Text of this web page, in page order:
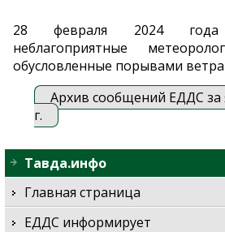
28 февраля 2024 года
неблагоприятные
обусловленные порывами
Архив сообщений ЕДДС за
г.
Тавда.инфо
Главная страница
ЕДДС информирует